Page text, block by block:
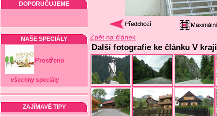
DOPORUČUJEME
NAŠE SPECIÁLY
Prostřeno
všechny speciály
ZAJÍMAVÉ TIPY
Zpět na článek
Další fotografie ke článku V